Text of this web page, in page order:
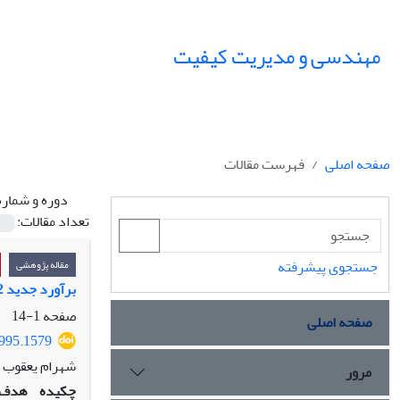
مهندسی و مدیریت کیفیت
صفحه اصلی
فهرست مقالات
دوره و
تعداد مقالات:
مقاله پژوهشی
برآورد جدید E2-بیز پارامتر بهره‌دهی سیستم صف‌بندی چند باجه‌ای با ظرفیت نامتناهی
صفحه1-14
شهرام
چکیده
جستجوی پیشرفته
صفحه اصلی
مرور